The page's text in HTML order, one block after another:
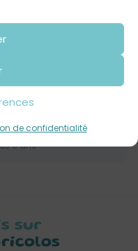
de confidentialité
korrigans
6 ans
sur